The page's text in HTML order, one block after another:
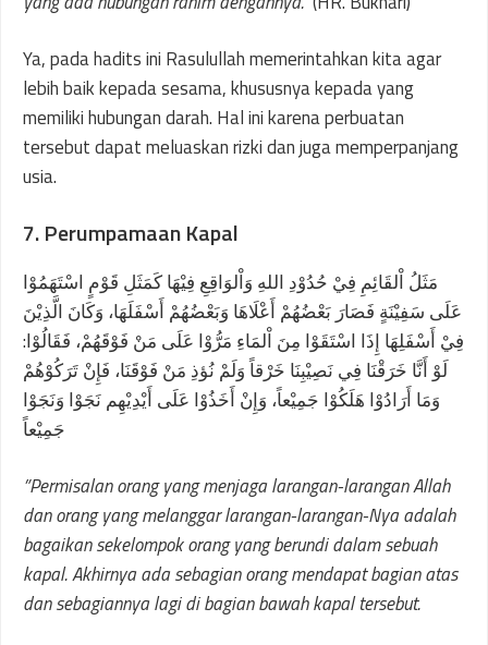
Ya, pada hadits ini Rasulullah memerintahkan kita agar
lebih baik kepada sesama, khususnya kepada yang
memiliki hubungan darah. Hal ini karena perbuatan
tersebut dapat meluaskan rizki dan juga memperpanjang
usia.
7. Perumpamaan Kapal
مَثَلُ اْلقَائِمِ فِيْ حُدُوْدِ اللهِ وَاْلوَاقِعِ فِيْهَا كَمَثَلِ قَوْمٍ اسْتَهَمُوْا
عَلَى سَفِيْنَةٍ فَصَارَ بَعْضُهُمْ أَعْلَاهَا وَبَعْضُهُمْ أَسْفَلَهَا، وَكَانَ الَّذِيْنَ
فِيْ أَسْفَلِهَا إِذَا اسْتَقَوْا مِنَ اْلمَاءِ مَرُّوْا عَلَى مَنْ فَوْقَهُمْ، فَقَالُوْا:
لَوْ أَنَّا خَرَقْنَا فِي نَصِيْبِنَا خَرْقاً وَلَمْ نُؤذِ مَنْ فَوْقَنَا، فَإِنْ تَرَكُوْهُمْ
وَمَا أَرَادُوْا هَلَكُوْا جَمِيْعاً، وَإِنْ أَخَذُوْا عَلَى أَيْدِيْهِم نَجَوْا وَنَجَوْا
جَمِيْعاً
”Permisalan orang yang menjaga larangan-larangan Allah
dan orang yang melanggar larangan-larangan-Nya adalah
bagaikan sekelompok orang yang berundi dalam sebuah
kapal. Akhirnya ada sebagian orang mendapat bagian atas
dan sebagiannya lagi di bagian bawah kapal tersebut.